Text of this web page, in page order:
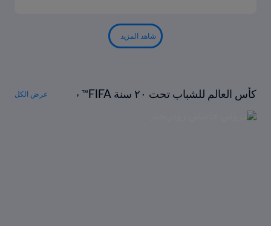
شاهد المزيد
كأس العالم للشباب تحت ٢٠ سنة FIFA™ ت
حت المجهر
عرض الكل